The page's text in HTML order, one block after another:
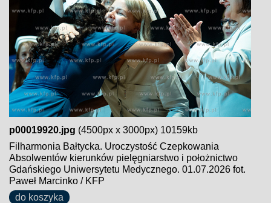
p00019920.jpg (4500px x 3000px) 10159kb
Filharmonia Bałtycka. Uroczystość Czepkowania
Absolwentów kierunków pielęgniarstwo i położnictwo
Gdańskiego Uniwersytetu Medycznego. 01.07.2026 fot.
Paweł Marcinko / KFP
do koszyka